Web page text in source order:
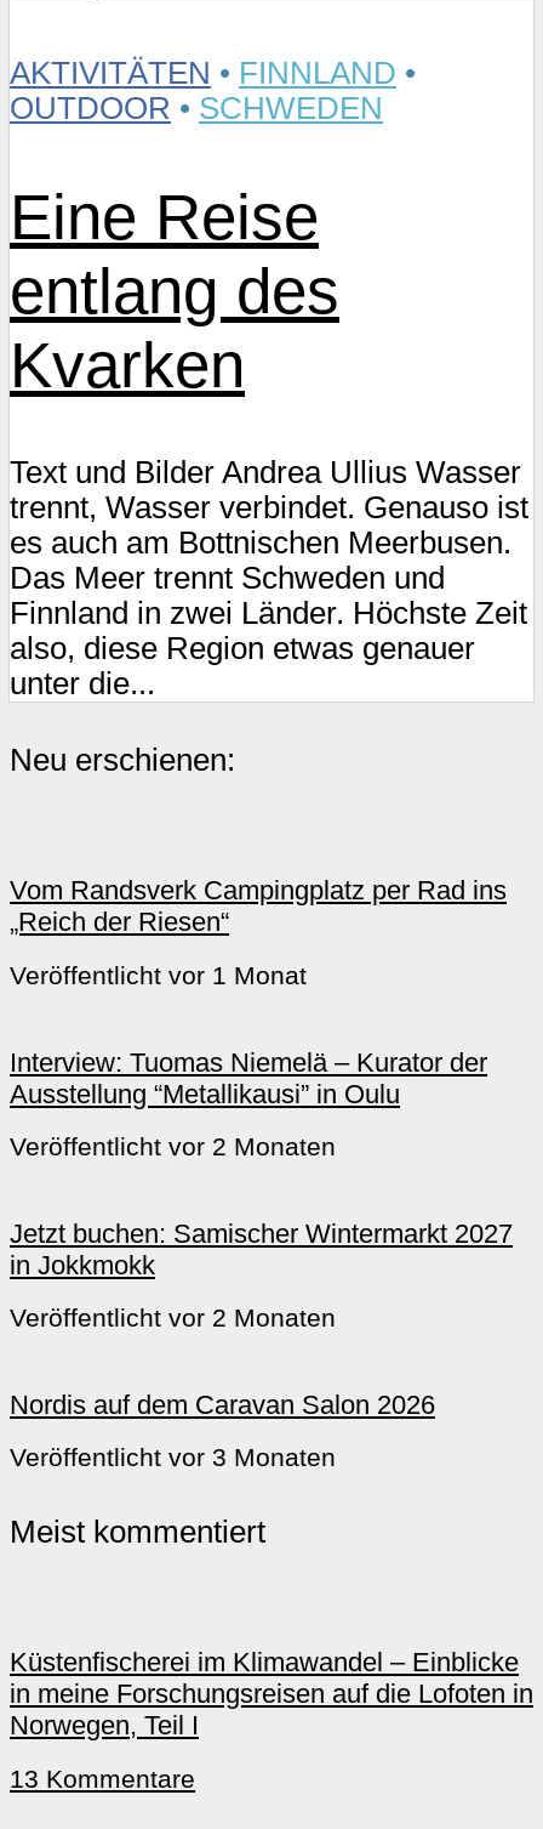
AKTIVITÄTEN • FINNLAND •
OUTDOOR • SCHWEDEN
Eine Reise
entlang des
Kvarken
Text und Bilder Andrea Ullius Wasser
trennt, Wasser verbindet. Genauso ist
es auch am Bottnischen Meerbusen.
Das Meer trennt Schweden und
Finnland in zwei Länder. Höchste Zeit
also, diese Region etwas genauer
unter die...
Neu erschienen:
Vom Randsverk Campingplatz per Rad ins
„Reich der Riesen“
Veröffentlicht vor 1 Monat
Interview: Tuomas Niemelä – Kurator der
Ausstellung “Metallikausi” in Oulu
Veröffentlicht vor 2 Monaten
Jetzt buchen: Samischer Wintermarkt 2027
in Jokkmokk
Veröffentlicht vor 2 Monaten
Nordis auf dem Caravan Salon 2026
Veröffentlicht vor 3 Monaten
Meist kommentiert
Küstenfischerei im Klimawandel – Einblicke
in meine Forschungsreisen auf die Lofoten in
Norwegen, Teil I
13 Kommentare